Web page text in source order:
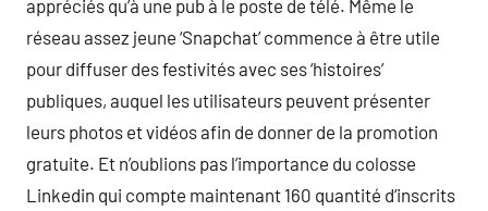
appréciés qu’à une pub à le poste de télé. Même le
réseau assez jeune ‘Snapchat’ commence à être utile
pour diffuser des festivités avec ses ‘histoires’
publiques, auquel les utilisateurs peuvent présenter
leurs photos et vidéos afin de donner de la promotion
gratuite. Et n’oublions pas l’importance du colosse
Linkedin qui compte maintenant 160 quantité d’inscrits